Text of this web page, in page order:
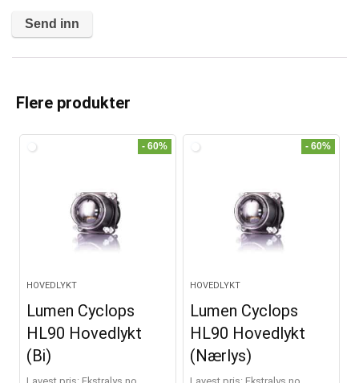
A
tFlere produkter
- 60%
HOVEDLYKT
Lumen Cyclops
HL90 Hovedlykt
(Bi)
- 60%
HOVEDLYKT
Lumen Cyclops
HL90 Hovedlykt
(Nærlys)